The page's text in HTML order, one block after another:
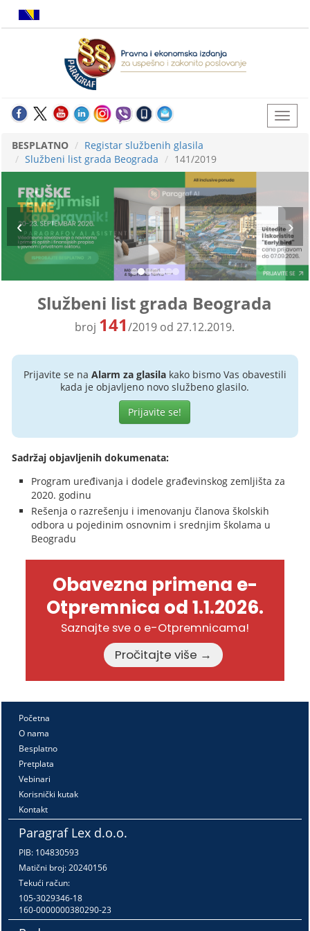
BESPLATNO
Registar službenih glasila
Službeni list grada Beograda
141/2019
Službeni list grada Beograda
broj 141/2019 od 27.12.2019.
Prijavite se na Alarm za glasilakako bismo Vas obavestili
kada je objavljeno novo službeno glasilo.
Prijavite se!
Sadržaj objavljenih dokumenata:
Program uređivanja i dodele građevinskog zemljišta za
2020. godinu
Rešenja o razrešenju i imenovanju članova školskih
odbora u pojedinim osnovnim i srednjim školama u
Beogradu
Obavezna primena e-
Otpremnica od 1.1.2026.
Saznajte sve o e-Otpremnicama!
Pročitajte više →
Početna
O nama
Besplatno
Pretplata
Vebinari
Korisnički kutak
Kontakt
Paragraf Lex d.o.o.
PIB: 104830593
Matični broj: 20240156
Tekući račun:
105-3029346-18
160-0000000380290-23